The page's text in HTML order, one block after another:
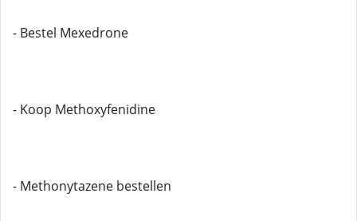
- Bestel Mexedrone
- Koop Methoxyfenidine
- Methonytazene bestellen